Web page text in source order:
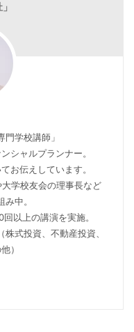
学校講師」
シャルプランナー。
お伝えしています。
学校友会の理事長など
中。
以上の講演を実施。
式投資、不動産投資、
）